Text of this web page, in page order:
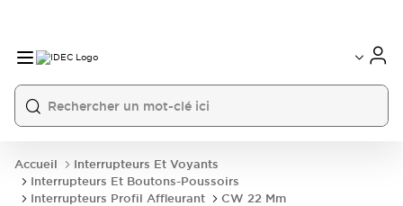
Accueil
Interrupteurs Et Voyants
Interrupteurs Et Boutons-Poussoirs
Interrupteurs Profil Affleurant
CW 22 Mm